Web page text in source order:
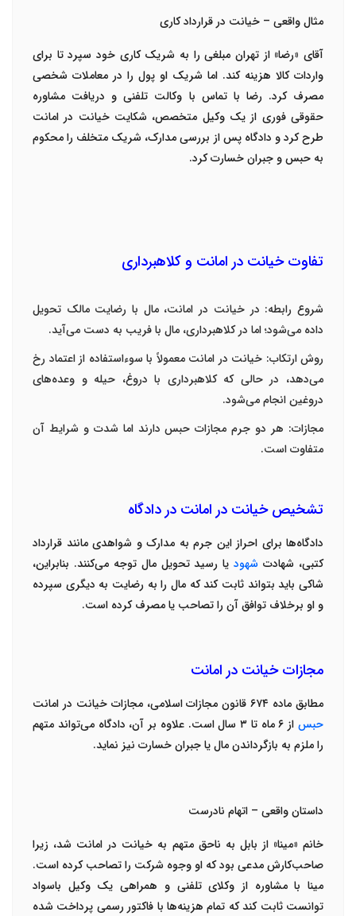
مثال واقعی – خیانت در قرارداد کاری
آقای «رضا» از تهران مبلغی را به شریک کاری خود سپرد تا برای
واردات کالا هزینه کند. اما شریک او پول را در معاملات شخصی
مصرف کرد. رضا با تماس با وکالت تلفنیو دریافت مشاوره
حقوقی فوری از یکوکیل متخصص، شکایت خیانت در امانت
طرح کرد و دادگاه پس از بررسی مدارک، شریک متخلف را محکوم
به حبس و جبران خسارت کرد.
تفاوت خیانت در امانت و کلاهبرداری
شروع رابطه: در خیانت در امانت، مال با رضایت مالک تحویل
داده می‌شود؛ اما در کلاهبرداری، مال با فریب به دست می‌آید.
روش ارتکاب: خیانت در امانت معمولاً با سوءاستفاده از اعتماد رخ
می‌دهد، در حالی که کلاهبرداری با دروغ، حیله و وعده‌های
دروغین انجام می‌شود.
مجازات: هر دو جرم مجازات حبس دارند اما شدت و شرایط آن
متفاوت است.
تشخیص خیانت در امانت در دادگاه
دادگاه‌ها برای احراز این جرم به مدارک و شواهدی مانند قرارداد
کتبی، شهادت شهود یا رسید تحویل مال توجه می‌کنند. بنابراین،
شاکی باید بتواند ثابت کند که مال را به رضایت به دیگری سپرده
و او برخلاف توافق آن را تصاحب یا مصرف کرده است.
مجازات خیانت در امانت
مطابق ماده ۶۷۴قانون مجازات اسلامی، مجازات خیانت در امانت
حبس از ۶ماه تا ۳سالاست. علاوه بر آن، دادگاه می‌تواند متهم
را ملزم به بازگرداندن مال یا جبران خسارت نیز نماید.
داستان واقعی – اتهام نادرست
خانم «مینا» از بابل به ناحق متهم به خیانت در امانت شد، زیرا
صاحب‌کارش مدعی بود که او وجوه شرکت را تصاحب کرده است.
مینا با مشاوره از وکلای تلفنی و همراهی یکوکیل باسواد
توانست ثابت کند که تمام هزینه‌ها با فاکتور رسمی پرداخت شده